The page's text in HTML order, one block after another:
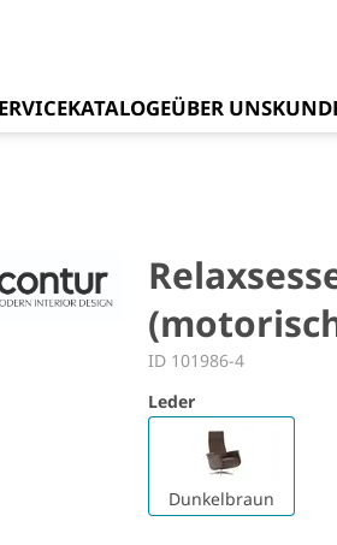
KATALOGEÜBER UNS
ID 101986-4
Leder
Dunkelbraun